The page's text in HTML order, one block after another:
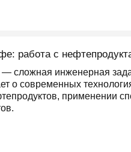
работа с
сложная инженерная
о современных
применении